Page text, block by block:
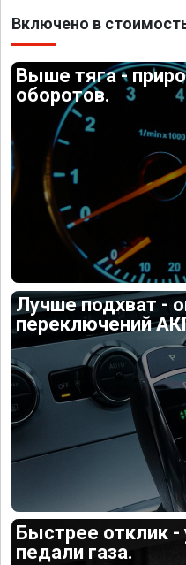
Включено в
Выше тяга -
оборотов.
Лучше подхват -
переключений
Быстрее отклик -
педали газа.